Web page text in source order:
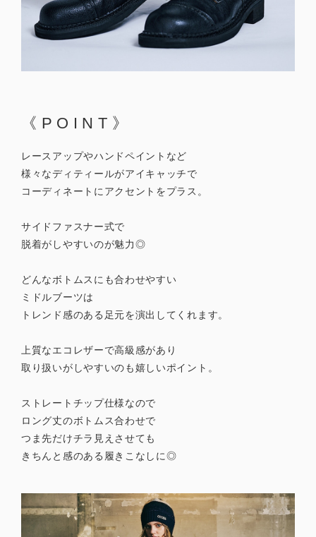
《POINT》
レースアップやハンドペイントなど
様々なディティールがアイキャッチで
コーディネートにアクセントをプラス。
サイドファスナー式で
脱着がしやすいのが魅力◎
どんなボトムスにも合わせやすい
ミドルブーツは
トレンド感のある足元を演出してくれます。
上質なエコレザーで高級感があり
取り扱いがしやすいのも嬉しいポイント。
ストレートチップ仕様なので
ロング丈のボトムス合わせで
つま先だけチラ見えさせても
きちんと感のある履きこなしに◎